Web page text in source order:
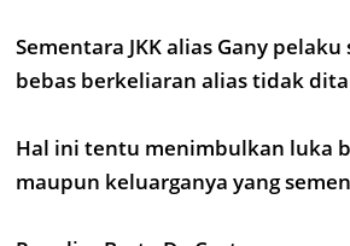
Sementara JKK alias Gany
bebas berkeliaran alias tidak
Hal ini tentu menimbulkan luka
maupun keluarganya yang